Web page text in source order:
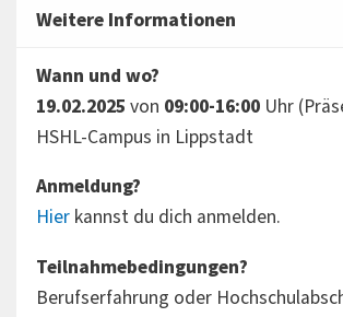
Weitere Informationen
Wann und wo?
19.02.2025 von 09:00-16:00Uhr
HSHL-Campus in Lippstadt
Anmeldung?
Hierkannst du dich anmelden.
Teilnahmebedingungen?
Berufserfahrung oder